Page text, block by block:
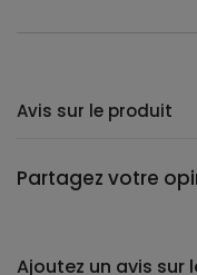
Avis sur le produit
Partagez votre
Ajoutez un avis sur